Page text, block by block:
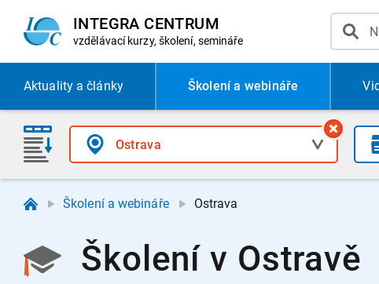
INTEGRA CENTRUM
vzdělávací kurzy, školení, semináře
Aktualitya články Školení a webináře
Školení a webináře Ostrava
Školení v Ostravě